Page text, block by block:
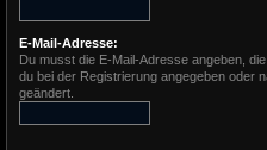
E-Mail-Adresse:
Du musst die E-Mail-Adresse angeben,
du bei der Registrierung angegeben oder
geändert.